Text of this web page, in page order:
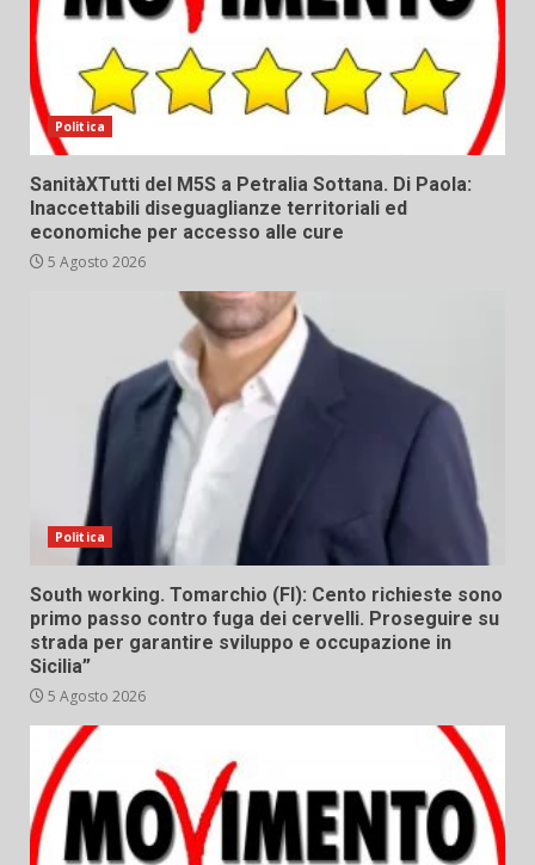
Politica
SanitàXTutti del M5S a Petralia Sottana. Di Paola:
Inaccettabili diseguaglianze territoriali ed
economiche per accesso alle cure
5 Agosto 2026
Politica
South working. Tomarchio (FI): Cento richieste sono
primo passo contro fuga dei cervelli. Proseguire su
strada per garantire sviluppo e occupazione in
Sicilia”
5 Agosto 2026